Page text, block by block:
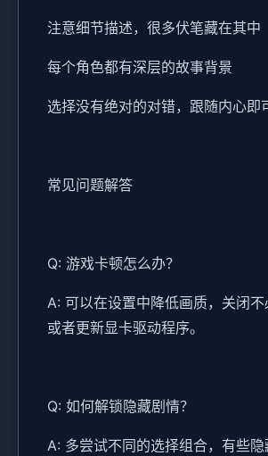
注意细节描述，很多伏笔藏在其中
每个角色都有深层的故事背景
选择没有绝对的对错，跟随内心即
常见问题解答
Q: 游戏卡顿怎么办？
A: 可以在设置中降低画质，关闭不
或者更新显卡驱动程序。
Q: 如何解锁隐藏剧情？
A: 多尝试不同的选择组合，有些